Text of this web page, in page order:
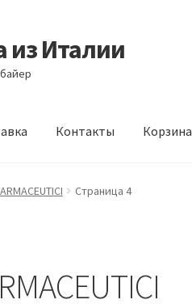
из Италии
Контакты Корзина
Контакты Корзина Мой аккаунт
Страница 4